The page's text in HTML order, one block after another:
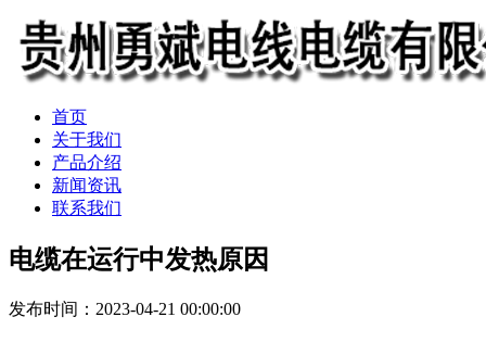
首页
关于我们
产品介绍
新闻资讯
联系我们
电缆在运行中发热原因
发布时间：2023-04-21 00:00:00